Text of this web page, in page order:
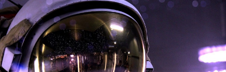
— Представление было. У нас даже кто-то рапорт
написал на увольнение, чтобы туда не ехать. Была
неопределенность и некая неизвестность. Глазами
вправо-влево водили, но паники не было. Была
загадочность, интерес. Была настороженность без
пугливости. Да и такой возраст — горы готовы
свернуть, — говорит ликвидатор.